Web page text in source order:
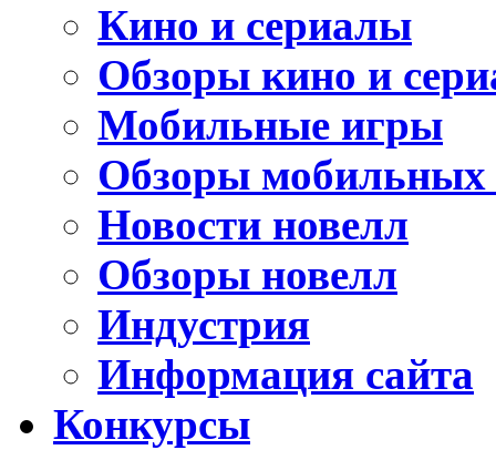
Кино и сериалы
Обзоры кино и
Мобильные игры
Обзоры мобильных
Новости новелл
Обзоры новелл
Индустрия
Информация сайта
Конкурсы